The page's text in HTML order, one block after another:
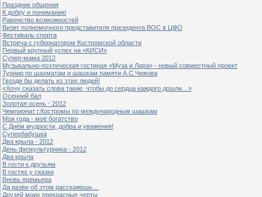
Праздник общения
К добру и пониманию
Равенство возможностей
Визит полномочного представителя президента ВОС в ЦФО
Фестиваль спорта
Встреча с губернатором Костромской области
Первый крупный успех на «КИСИ»
Супер-мама 2012
Музыкально-поэтическая гостиная «Муза и Лира» - новый совместный проект
Турнир по шахматам и шашкам памяти А.С.Чижова
Гвозди бы делать из этих людей!
«Хочу сказать слова такие, чтобы до сердца каждого дошли…»
Осенний бал
Золотая осень - 2012
Чемпионат г.Костромы по международным шашкам
Мои года - моё богатство
С Днём мудрости, добра и уважения!
Супербабушка
Два крыла - 2012
День физкультурника - 2012
Два крыла
В гости к друзьям
В гостях у сказки
Вновь премьера
Да разве об этом расскажешь…
Друзей моих прекрасные черты